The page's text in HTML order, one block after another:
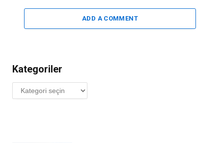
ADD A COMMENT
Kategoriler
Kategoriler